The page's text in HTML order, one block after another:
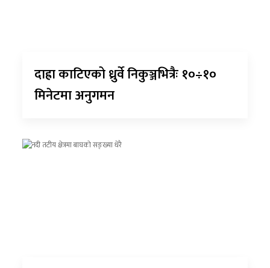
दाह्रा काटिएको ध्रुर्वे निकुञ्जभित्रैः १०÷१०
मिनेटमा अनुगमन